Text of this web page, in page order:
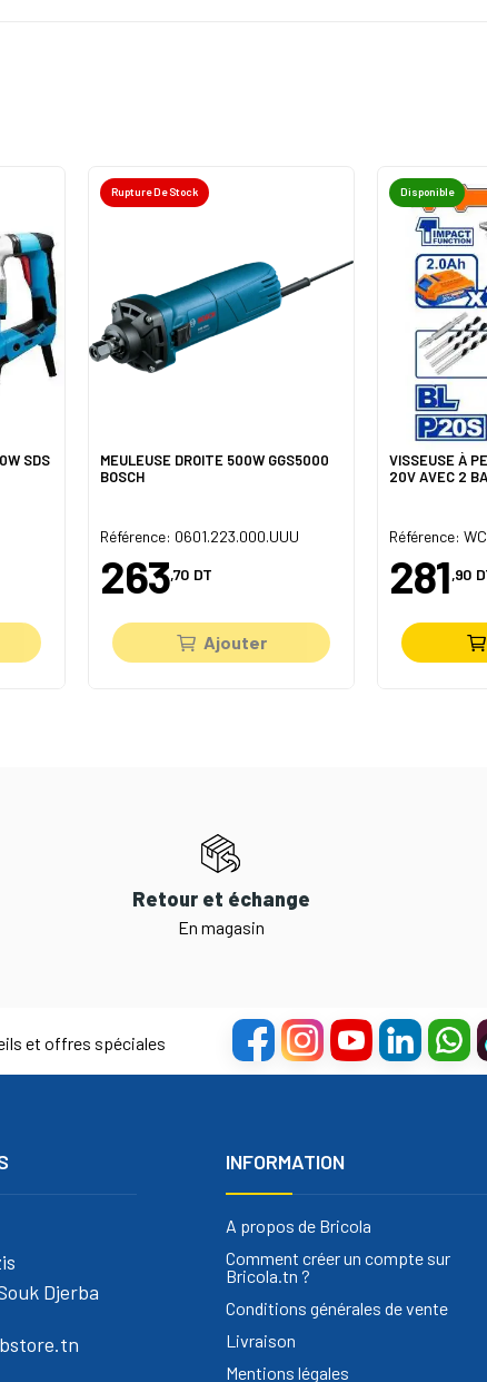
SDS
Rupture De Stock
MEULEUSE DROITE 500W GGS5000
BOSCH
Référence: 0601.223.000.UUU
263,70 DT
Ajouter
Disponible
VISSEUSE À
20V AVEC 2
Référence:
281,90
Retour et échange
En magasin
et offres spéciales
Djerba
INFORMATION
A propos de Bricola
Comment créer un compte sur
Bricola.tn ?
Conditions générales de vente
Livraison
Mentions légales